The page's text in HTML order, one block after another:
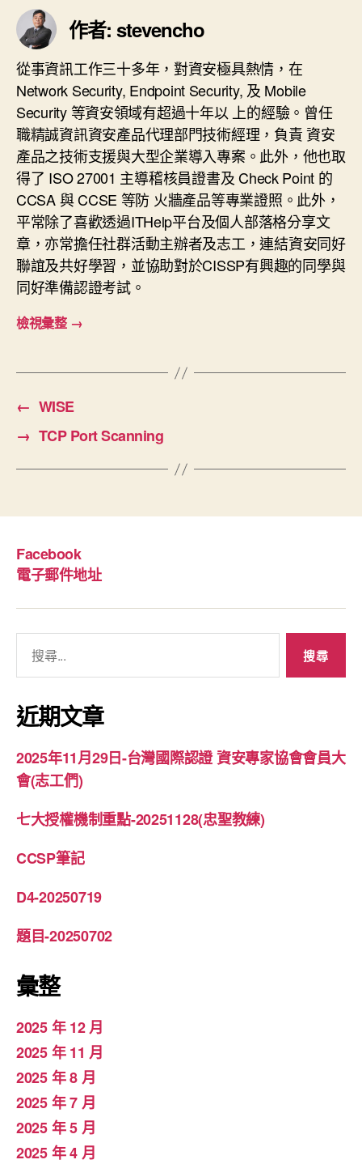
作者: stevencho
從事資訊工作三十多年，對資安極具熱情，在
Network Security, Endpoint Security, 及 Mobile
Security 等資安領域有超過十年以 上的經驗。曾任
職精誠資訊資安產品代理部門技術經理，負責 資安
產品之技術支援與大型企業導入專案。此外，他也取
得了 ISO 27001 主導稽核員證書及 Check Point 的
CCSA 與 CCSE 等防 火牆產品等專業證照。此外，
平常除了喜歡透過ITHelp平台及個人部落格分享文
章，亦常擔任社群活動主辦者及志工，連結資安同好
聯誼及共好學習，並協助對於CISSP有興趣的同學與
同好準備認證考試。
檢視彙整 →
← WISE
→ TCP Port Scanning
Facebook
電子郵件地址
關
鍵
字:
近期文章
2025年11月29日-台灣國際認證 資安專家協會會員大
會(志工們)
七大授權機制重點-20251128(忠聖教練)
CCSP筆記
D4-20250719
題目-20250702
彙整
2025 年 12 月
2025 年 11 月
2025 年 8 月
2025 年 7 月
2025 年 5 月
2025 年 4 月